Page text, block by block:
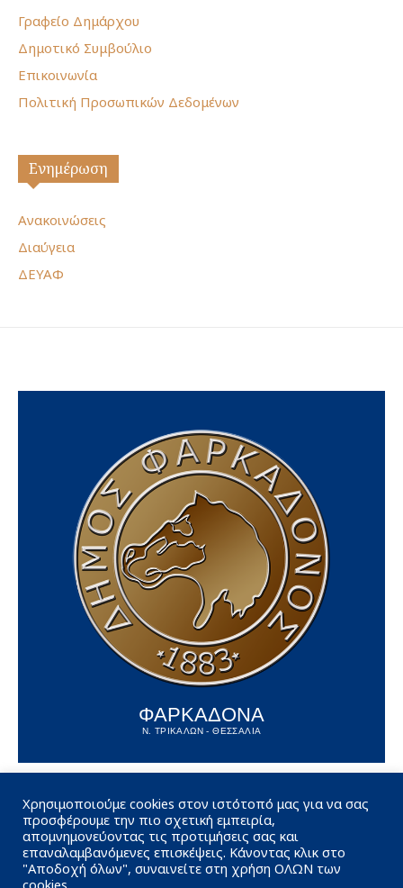
Γραφείο Δημάρχου
Δημοτικό Συμβούλιο
Επικοινωνία
Πολιτική Προσωπικών Δεδομένων
Ενημέρωση
Ανακοινώσεις
Διαύγεια
ΔΕΥΑΦ
ΦΑΡΚΑΔΟΝΑ
Ν. ΤΡΙΚΑΛΩΝ - ΘΕΣΣΑΛΙΑ
Χρησιμοποιούμε cookies στον ιστότοπό μας για να σας
προσφέρουμε την πιο σχετική εμπειρία,
απομνημονεύοντας τις προτιμήσεις σας και
επαναλαμβανόμενες επισκέψεις. Κάνοντας κλικ στο
"Αποδοχή όλων", συναινείτε στη χρήση ΟΛΩΝ των
cookies.